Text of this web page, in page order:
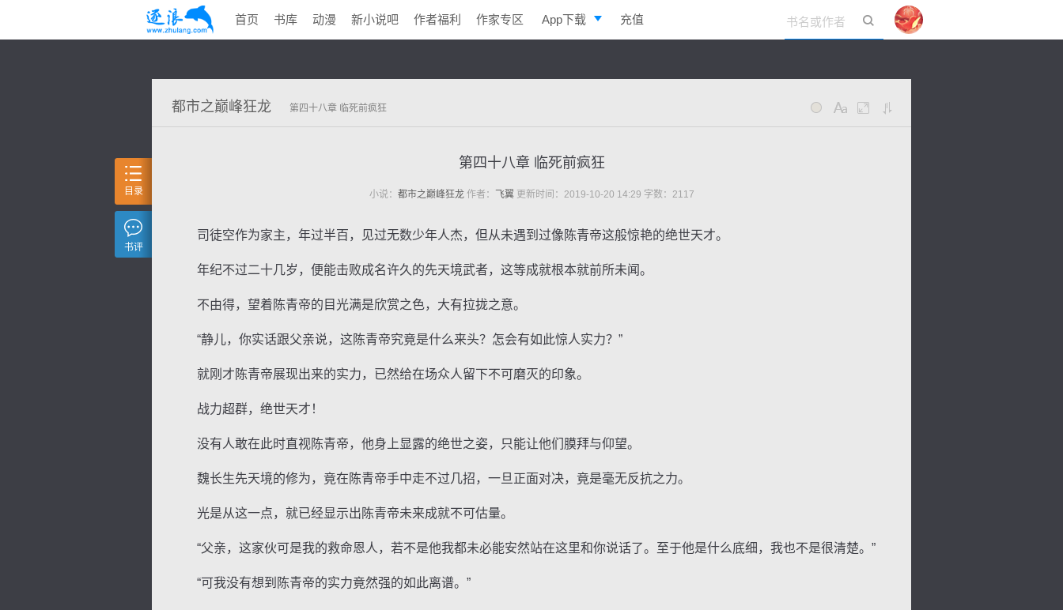
首页 书库 动漫 新小说吧 作者福利 作家专区 App下载 充值
都市之巅峰狂龙 第四十八章 临死前疯狂
第四十八章 临死前疯狂
小说： 都市之巅峰狂龙作者： 飞翼更新时间：2019-10-20 14:29 字数：2117
司徒空作为家主，年过半百，见过无数少年人杰，但从未遇到过像陈青帝这般惊艳的绝世天才。
年纪不过二十几岁，便能击败成名许久的先天境武者，这等成就根本就前所未闻。
不由得，望着陈青帝的目光满是欣赏之色，大有拉拢之意。
“静儿，你实话跟父亲说，这陈青帝究竟是什么来头？怎会有如此惊人实力？”
就刚才陈青帝展现出来的实力，已然给在场众人留下不可磨灭的印象。
战力超群，绝世天才！
没有人敢在此时直视陈青帝，他身上显露的绝世之姿，只能让他们膜拜与仰望。
魏长生先天境的修为，竟在陈青帝手中走不过几招，一旦正面对决，竟是毫无反抗之力。
光是从这一点，就已经显示出陈青帝未来成就不可估量。
“父亲，这家伙可是我的救命恩人，若不是他我都未必能安然站在这里和你说话了。至于他是什么底细，我也不是很清楚。”
“可我没有想到陈青帝的实力竟然强的如此离谱。”
目录
书评